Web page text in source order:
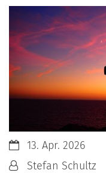
Datum:13. Apr. 2026
Von:Stefan Schultz